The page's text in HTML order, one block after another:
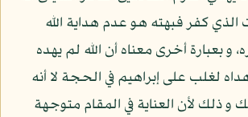
كفر فبهته هو عدم هداية الله
و بعبارة أخرى معناه أن الله لم يهده
لغلب على إبراهيم في الحجة لا أنه
و ذلك لأن العناية في المقام متوجهة